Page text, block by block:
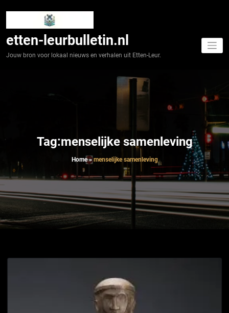
etten-leurbulletin.nl
Jouw bron voor lokaal nieuws en verhalen uit Etten-Leur.
Tag:menselijke samenleving
Home»menselijke samenleving